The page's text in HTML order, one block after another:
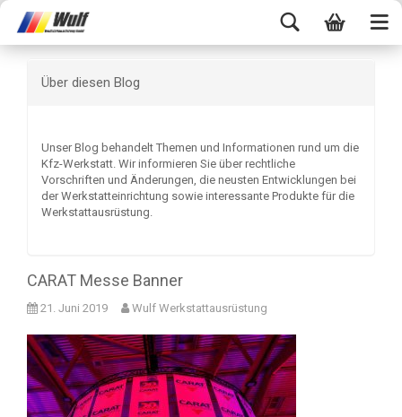
Über diesen Blog
Unser Blog behandelt Themen und Informationen rund um die
Kfz-Werkstatt. Wir informieren Sie über rechtliche
Vorschriften und Änderungen, die neusten Entwicklungen bei
der Werkstatteinrichtung sowie interessante Produkte für die
Werkstattausrüstung.
CARAT Messe Banner
21. Juni 2019 Wulf Werkstattausrüstung